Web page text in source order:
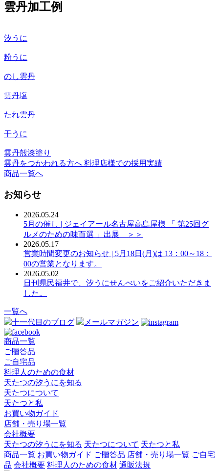
雲丹加工例
汐うに
粉うに
のし雲丹
雲丹塩
たれ雲丹
干うに
雲丹殻漆塗り
雲丹をつかわれる方へ 料理店様での採用実績
商品一覧へ
お知らせ
2026.05.24
5月の催し | ジェイアール名古屋高島屋様 「 第25回グ
ルメのための味百選 」出展 ＞＞
2026.05.17
営業時間変更のお知らせ | 5月18日(月)は 13：00～18：
00の営業となります。
2026.05.02
日刊県民福井で、汐うにせんべいをご紹介いただきま
した。
一覧へ
十一代目のブログ
メールマガジン
商品一覧
ご贈答品
ご自宅品
料理人のための食材
天たつの汐うにを知る
天たつについて
天たつと私
お買い物ガイド
店舗・売り場一覧
会社概要
天たつの汐うにを知る 天たつについて 天たつと私
商品一覧 お買い物ガイド ご贈答品 店舗・売り場一覧 ご自宅
品 会社概要 料理人のための食材 通販法規